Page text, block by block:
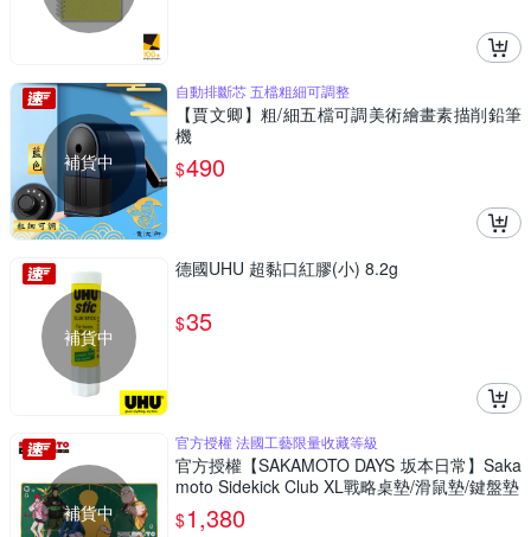
補貨中
自動排斷芯 五檔粗細可調整
【賈文卿】粗/細五檔可調美術繪畫素描削鉛筆
機
$490
補貨中
德國UHU 超黏口紅膠(小) 8.2g
$35
補貨中
官方授權 法國工藝限量收藏等級
官方授權【SAKAMOTO DAYS 坂本日常】Saka
moto Sidekick Club XL戰略桌墊/滑鼠墊/鍵盤墊
$1,380